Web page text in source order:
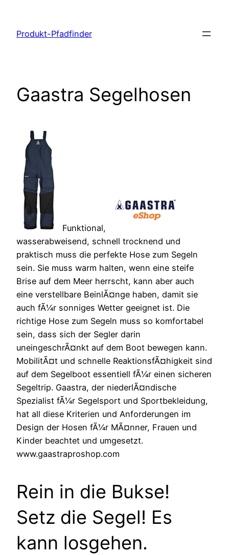
springen
Produkt-Pfadfinder
Gaastra Segelhosen
Funktional,
wasserabweisend, schnell trocknend und
praktisch muss die perfekte Hose zum Segeln
sein. Sie muss warm halten, wenn eine steife
Brise auf dem Meer herrscht, kann aber auch
eine verstellbare BeinlÃ¤nge haben, damit sie
auch fÃ¼r sonniges Wetter geeignet ist. Die
richtige Hose zum Segeln muss so komfortabel
sein, dass sich der Segler darin
uneingeschrÃ¤nkt auf dem Boot bewegen kann.
MobilitÃ¤t und schnelle ReaktionsfÃ¤higkeit sind
auf dem Segelboot essentiell fÃ¼r einen sicheren
Segeltrip. Gaastra, der niederlÃ¤ndische
Spezialist fÃ¼r Segelsport und Sportbekleidung,
hat all diese Kriterien und Anforderungen im
Design der Hosen fÃ¼r MÃ¤nner, Frauen und
Kinder beachtet und umgesetzt.
www.gaastraproshop.com
Rein in die Bukse!
Setz die Segel! Es
kann losgehen.